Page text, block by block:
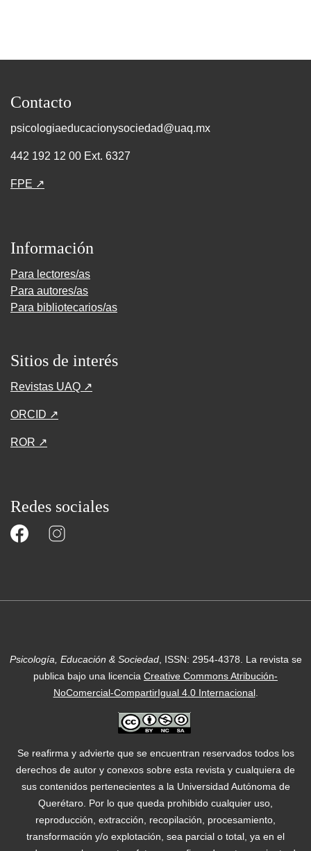
Contacto
psicologiaeducacionysociedad@uaq.mx
442 192 12 00 Ext. 6327
FPE ↗
Información
Para lectores/as
Para autores/as
Para bibliotecarios/as
Sitios de interés
Revistas UAQ ↗
ORCID ↗
ROR ↗
Redes sociales
Psicología, Educación & Sociedad, ISSN: 2954-4378. La revista se
publica bajo una licencia Creative Commons Atribución-
NoComercial-CompartirIgual 4.0 Internacional.
Se reafirma y advierte que se encuentran reservados todos los
derechos de autor y conexos sobre esta revista y cualquiera de
sus contenidos pertenecientes a la Universidad Autónoma de
Querétaro. Por lo que queda prohibido cualquier uso,
reproducción, extracción, recopilación, procesamiento,
transformación y/o explotación, sea parcial o total, ya en el